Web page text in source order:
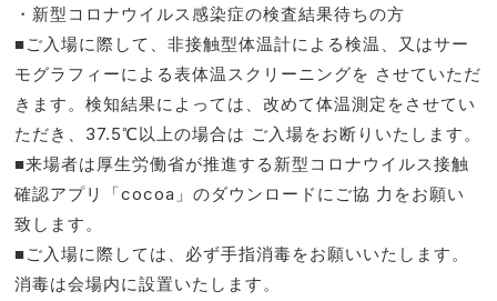
・新型コロナウイルス感染症の検査結果待ちの方
■ご入場に際して、非接触型体温計による検温、又はサー
モグラフィーによる表体温スクリーニングを させていただ
きます。検知結果によっては、改めて体温測定をさせてい
ただき、37.5℃以上の場合は ご入場をお断りいたします。
■来場者は厚生労働省が推進する新型コロナウイルス接触
確認アプリ「cocoa」のダウンロードにご協 力をお願い
致します。
■ご入場に際しては、必ず手指消毒をお願いいたします。
消毒は会場内に設置いたします。